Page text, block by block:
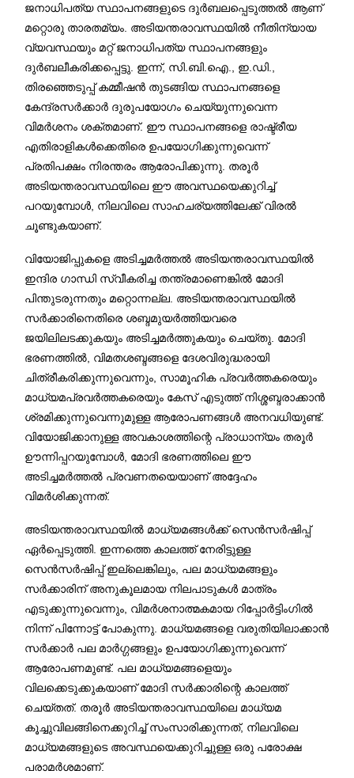
ജനാധിപത്യ സ്ഥാപനങ്ങളുടെ ദുർബലപ്പെടുത്തൽ ആണ്
മറ്റൊരു താരതമ്യം. അടിയന്തരാവസ്ഥയിൽ നീതിന്യായ
വ്യവസ്ഥയും മറ്റ് ജനാധിപത്യ സ്ഥാപനങ്ങളും
ദുർബലീകരിക്കപ്പെട്ടു. ഇന്ന്, സി.ബി.ഐ., ഇ.ഡി.,
തിരഞ്ഞെടുപ്പ് കമ്മീഷൻ തുടങ്ങിയ സ്ഥാപനങ്ങളെ
കേന്ദ്രസർക്കാർ ദുരുപയോഗം ചെയ്യുന്നുവെന്ന
വിമർശനം ശക്തമാണ്. ഈ സ്ഥാപനങ്ങളെ രാഷ്ട്രീയ
എതിരാളികൾക്കെതിരെ ഉപയോഗിക്കുന്നുവെന്ന്
പ്രതിപക്ഷം നിരന്തരം ആരോപിക്കുന്നു. തരൂർ
അടിയന്തരാവസ്ഥയിലെ ഈ അവസ്ഥയെക്കുറിച്ച്
പറയുമ്പോൾ, നിലവിലെ സാഹചര്യത്തിലേക്ക് വിരൽ
ചൂണ്ടുകയാണ്.
വിയോജിപ്പുകളെ അടിച്ചമർത്തൽ അടിയന്തരാവസ്ഥയിൽ
ഇന്ദിര ഗാന്ധി സ്വീകരിച്ച തന്ത്രമാണെങ്കിൽ മോദി
പിന്തുടരുന്നതും മറ്റൊന്നല്ല. അടിയന്തരാവസ്ഥയിൽ
സർക്കാരിനെതിരെ ശബ്ദമുയർത്തിയവരെ
ജയിലിലടക്കുകയും അടിച്ചമർത്തുകയും ചെയ്തു. മോദി
ഭരണത്തിൽ, വിമതശബ്ദങ്ങളെ ദേശവിരുദ്ധരായി
ചിത്രീകരിക്കുന്നുവെന്നും, സാമൂഹിക പ്രവർത്തകരെയും
മാധ്യമപ്രവർത്തകരെയും കേസ് എടുത്ത് നിശ്ശബ്ദരാക്കാൻ
ശ്രമിക്കുന്നുവെന്നുമുള്ള ആരോപണങ്ങൾ അനവധിയുണ്ട്.
വിയോജിക്കാനുള്ള അവകാശത്തിന്റെ പ്രാധാന്യം തരൂർ
ഊന്നിപ്പറയുമ്പോൾ, മോദി ഭരണത്തിലെ ഈ
അടിച്ചമർത്തൽ പ്രവണതയെയാണ് അദ്ദേഹം
വിമർശിക്കുന്നത്.
അടിയന്തരാവസ്ഥയിൽ മാധ്യമങ്ങൾക്ക് സെൻസർഷിപ്പ്
ഏർപ്പെടുത്തി. ഇന്നത്തെ കാലത്ത് നേരിട്ടുള്ള
സെൻസർഷിപ്പ് ഇല്ലെങ്കിലും, പല മാധ്യമങ്ങളും
സർക്കാരിന് അനുകൂലമായ നിലപാടുകൾ മാത്രം
എടുക്കുന്നുവെന്നും, വിമർശനാത്മകമായ റിപ്പോർട്ടിംഗിൽ
നിന്ന് പിന്നോട്ട് പോകുന്നു. മാധ്യമങ്ങളെ വരുതിയിലാക്കാൻ
സർക്കാർ പല മാർഗ്ഗങ്ങളും ഉപയോഗിക്കുന്നുവെന്ന്
ആരോപണമുണ്ട്. പല മാധ്യമങ്ങളെയും
വിലക്കെടുക്കുകയാണ് മോദി സർക്കാരിന്റെ കാലത്ത്
ചെയ്തത്. തരൂർ അടിയന്തരാവസ്ഥയിലെ മാധ്യമ
കൂച്ചുവിലങ്ങിനെക്കുറിച്ച് സംസാരിക്കുന്നത്, നിലവിലെ
മാധ്യമങ്ങളുടെ അവസ്ഥയെക്കുറിച്ചുള്ള ഒരു പരോക്ഷ
പരാമർശമാണ്.